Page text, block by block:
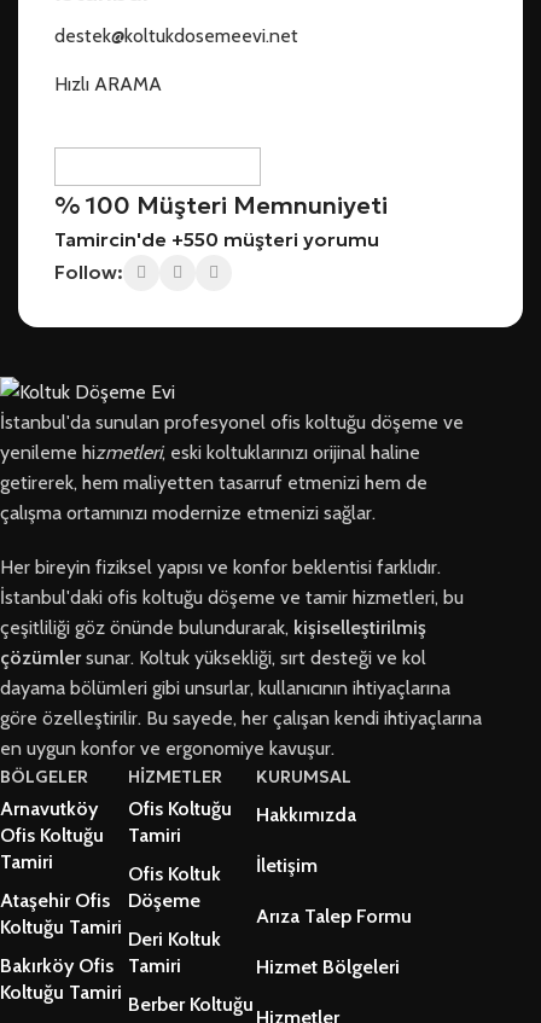
destek@koltukdosemeevi.net
Hızlı ARAMA
% 100 Müşteri Memnuniyeti
Tamircin'de +550 müşteri yorumu
Follow:
İstanbul'da sunulan profesyonel ofis koltuğu döşeme ve
yenileme hizmetleri, eski koltuklarınızı orijinal haline
getirerek, hem maliyetten tasarruf etmenizi hem de
çalışma ortamınızı modernize etmenizi sağlar.
Her bireyin fiziksel yapısı ve konfor beklentisi farklıdır.
İstanbul'daki ofis koltuğu döşeme ve tamir hizmetleri, bu
çeşitliliği göz önünde bulundurarak, kişiselleştirilmiş
çözümlersunar. Koltuk yüksekliği, sırt desteği ve kol
dayama bölümleri gibi unsurlar, kullanıcının ihtiyaçlarına
göre özelleştirilir. Bu sayede, her çalışan kendi ihtiyaçlarına
en uygun konfor ve ergonomiye kavuşur.
BÖLGELER
Arnavutköy
Ofis Koltuğu
Tamiri
Ataşehir Ofis
Koltuğu Tamiri
Bakırköy Ofis
Koltuğu Tamiri
HİZMETLER
Ofis Koltuğu
Tamiri
Ofis Koltuk
Döşeme
Deri Koltuk
Tamiri
Berber Koltuğu
KURUMSAL
Hakkımızda
İletişim
Arıza Talep Formu
Hizmet Bölgeleri
Hizmetler